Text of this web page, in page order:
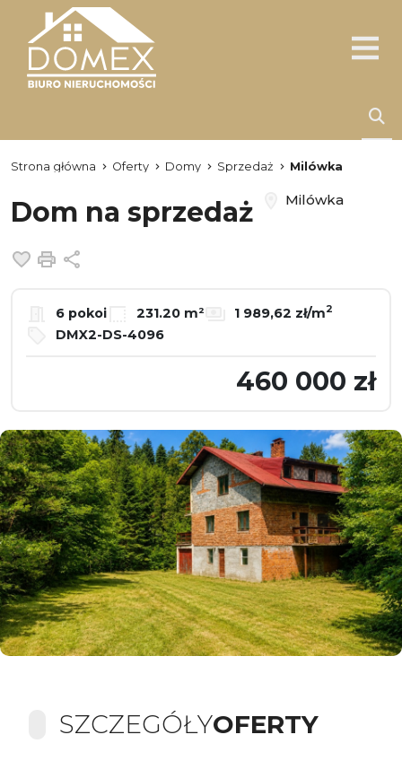
Strona główna Oferty Domy Sprzedaż Milówka
Dom na sprzedaż Milówka
Dodaj do ulubionych
Drukuj
6 pokoi 231.20 m² 1 989,62 zł/m2
DMX2-DS-4096
460 000 zł
SZCZEGÓŁYOFERTY